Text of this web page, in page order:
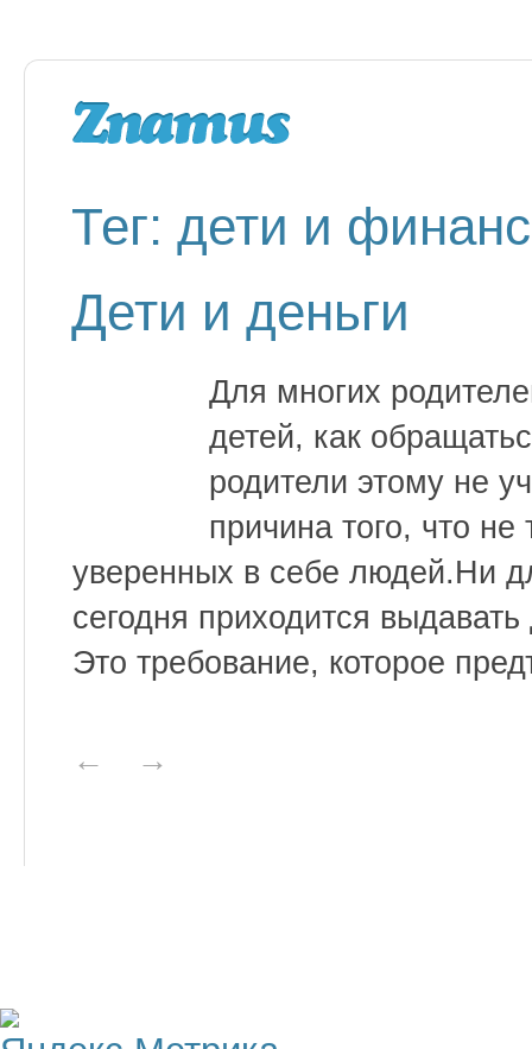
Тег: дети и
Дети и деньги
Для многих
детей, как
родители этому не
причина того, что
уверенных в себе людей.Ни
сегодня приходится
Это требование, которое
← →